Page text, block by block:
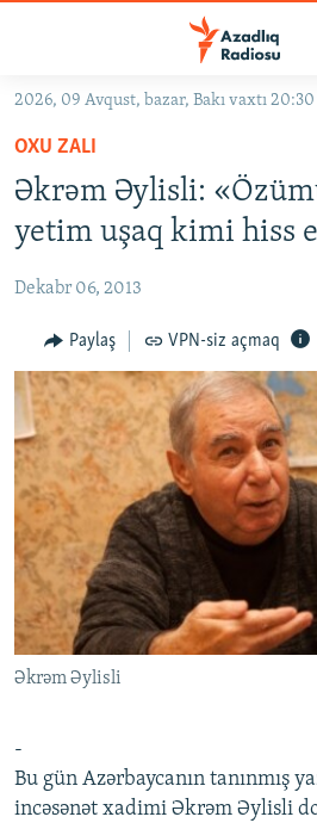
Əsas
qayıt
Əsas
naviqasiyaya
qayıt
Axtarışa
#İZAHLA
KORRUPSIOMETR
FƏRQƏ BAX
QANUNI DOĞRU
ARAŞDIRMA
MULTIMEDIA
VIDEO
FOTOQALEREYA
İNFOQRAFIKA
KARIKATURA
RADIO ARXIV
OXU ZALI
AZƏRBAYCAN ƏDƏBIYYATI KITABXANASI
İSLAM VƏ DEMOKRATIYA
İZ - MƏDƏNIYYƏT PROQRAMI
HAQQIMIZDA
MISSIYAMIZ
PEŞƏ ETIKASI VƏ JURNALISTIKA
MATERIALLARIMIZDAN ISTIFADƏ
AZADLIQRADIOSU MOBIL
XƏBƏR BÜLLETENLƏRIMIZ
BIZI IZLƏ
RFE/RL-in bütün saytları
2026, 09 Avqust, bazar, Bakı vaxtı 20:30
OXU ZALI
Əkrəm Əylisli:
yetim uşaq kimi hiss
Dekabr 06, 2013
Paylaş VPN-siz açmaq
Əkrəm Əylisli
-
Bu gün Azərbaycanın tanınmış
incəsənət xadimi Əkrəm Əylisli